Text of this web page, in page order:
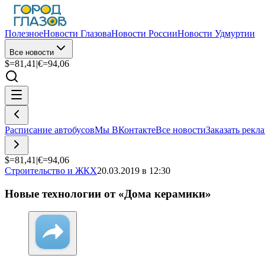
ПолезноеНовости ГлазоваНовости РоссииНовости Удмуртии
Все новости
$=81,41 |€=94,06
Расписание автобусовМы ВКонтактеВсе новостиЗаказать
$=81,41 |€=94,06
Строительство и ЖКХ20.03.2019 в 12:30
Новые технологии от «Дома керамики»